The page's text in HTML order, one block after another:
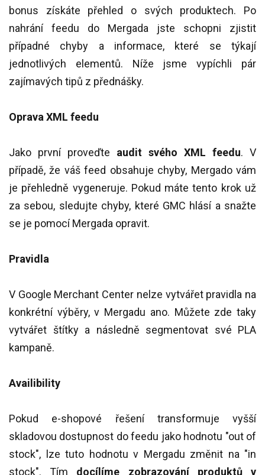
bonus získáte přehled o svých produktech. Po
nahrání feedu do Mergada jste schopni zjistit
případné chyby a informace, které se týkají
jednotlivých elementů. Níže jsme vypíchli pár
zajímavých tipů z přednášky.
Oprava XML feedu
Jako první proveďte audit svého XML feedu. V
případě, že váš feed obsahuje chyby, Mergado vám
je přehledně vygeneruje. Pokud máte tento krok už
za sebou, sledujte chyby, které GMC hlásí a snažte
se je pomocí Mergada opravit.
Pravidla
V Google Merchant Center nelze vytvářet pravidla na
konkrétní výběry, v Mergadu ano. Můžete zde taky
vytvářet štítky a následně segmentovat své PLA
kampaně.
Availibility
Pokud e-shopové řešení transformuje vyšší
skladovou dostupnost do feedu jako hodnotu "out of
stock", lze tuto hodnotu v Mergadu změnit na "in
stock". Tím docílíme zobrazování produktů v